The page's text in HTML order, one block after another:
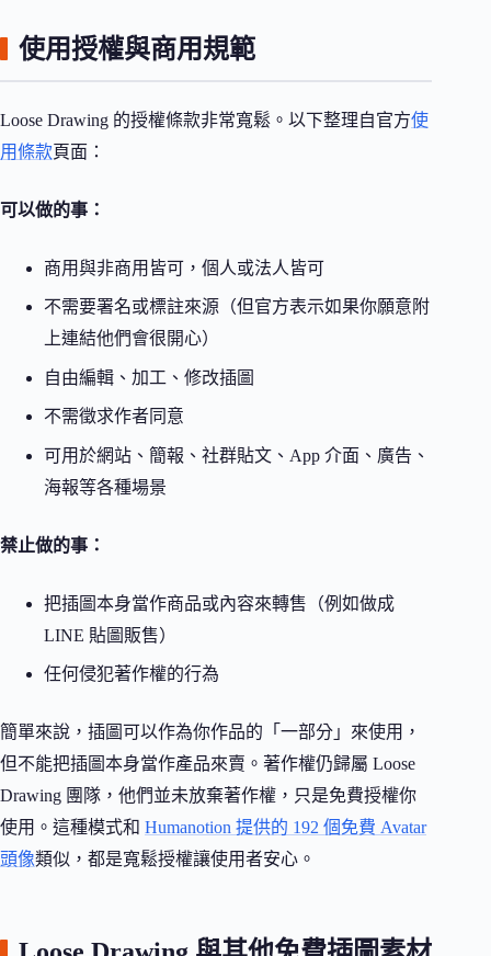
使用授權與商用規範
Loose Drawing 的授權條款非常寬鬆。以下整理自官方使
用條款頁面：
可以做的事：
商用與非商用皆可，個人或法人皆可
不需要署名或標註來源（但官方表示如果你願意附
上連結他們會很開心）
自由編輯、加工、修改插圖
不需徵求作者同意
可用於網站、簡報、社群貼文、App 介面、廣告、
海報等各種場景
禁止做的事：
把插圖本身當作商品或內容來轉售（例如做成
LINE 貼圖販售）
任何侵犯著作權的行為
簡單來說，插圖可以作為你作品的「一部分」來使用，
但不能把插圖本身當作產品來賣。著作權仍歸屬 Loose
Drawing 團隊，他們並未放棄著作權，只是免費授權你
使用。這種模式和 Humanotion 提供的 192 個免費 Avatar
頭像類似，都是寬鬆授權讓使用者安心。